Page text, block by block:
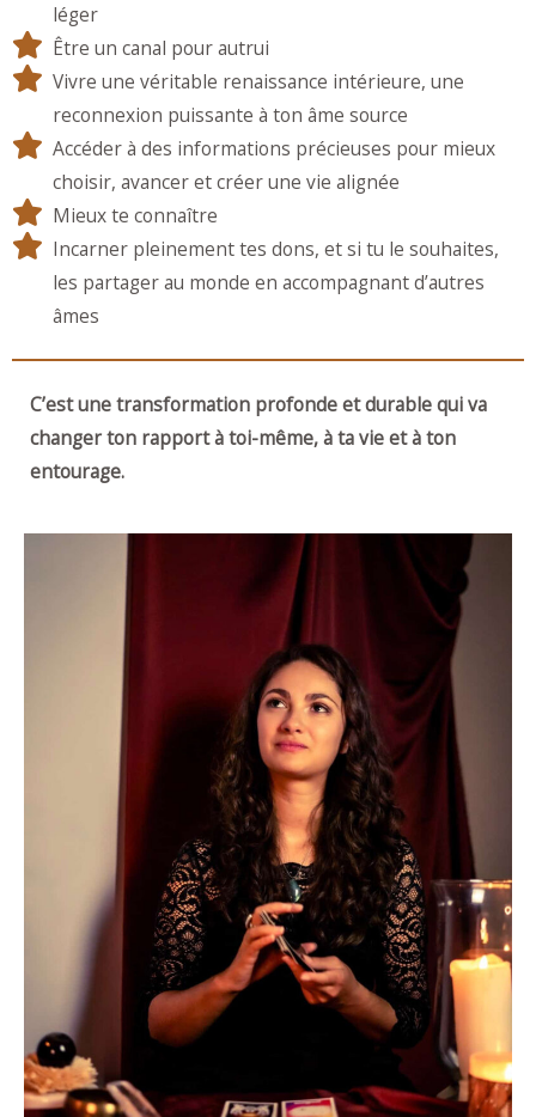
léger
Être un canal pour autrui
Vivre une véritable renaissance intérieure, une
reconnexion puissante à ton âme source
Accéder à des informations précieuses pour mieux
choisir, avancer et créer une vie alignée
Mieux te connaître
Incarner pleinement tes dons, et si tu le souhaites,
les partager au monde en accompagnant d’autres
âmes
C’est une transformation profonde et durable qui va
changer ton rapport à toi-même, à ta vie et à ton
entourage.